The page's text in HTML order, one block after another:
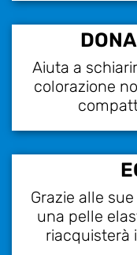
Aiuta a
colorazione
Grazie alle
una pelle
riacquisterà